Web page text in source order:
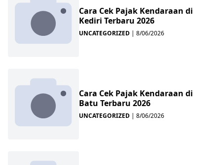
Cara Cek Pajak Kendaraan di
Kediri Terbaru 2026
UNCATEGORIZED | 8/06/2026
Cara Cek Pajak Kendaraan di
Batu Terbaru 2026
UNCATEGORIZED | 8/06/2026